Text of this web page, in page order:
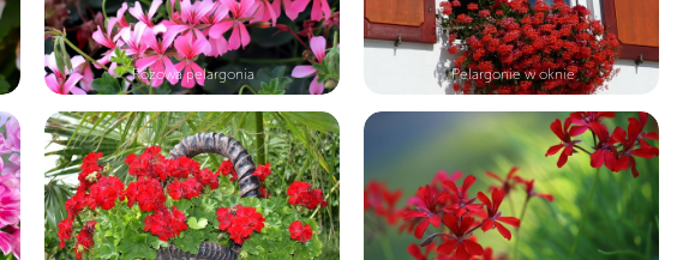
Różowa pelargonia Pelargonie w oknie